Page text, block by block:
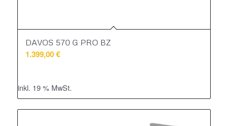
DAVOS 570 G PRO BZ
1.399,00€
inkl. 19 % MwSt.